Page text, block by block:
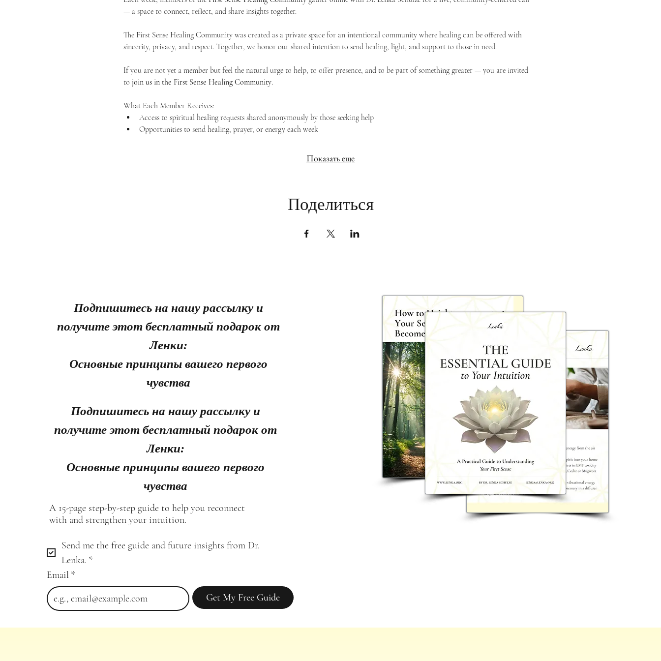
— a space to connect, reflect, and share insights together.
The First Sense Healing Community was created as a private space for an intentional community where healing can be offered with
sincerity, privacy, and respect. Together, we honor our shared intention to send healing, light, and support to those in need.
If you are not yet a member but feel the natural urge to help, to offer presence, and to be part of something greater — you are invited
to join us in the First Sense Healing Community.
What Each Member Receives:
Access to spiritual healing requests shared anonymously by those seeking help
Opportunities to send healing, prayer, or energy each week
Показать еще
Поделиться
Подпишитесь на нашу рассылку и
получите этот бесплатный подарок от
Ленки:
Основные принципы вашего первого
чувства
Подпишитесь на нашу рассылку и
получите этот бесплатный подарок от
Ленки:
Основные принципы вашего первого
чувства
A 15-page step-by-step guide to help you reconnect
with and strengthen your intuition.
Send me the free guide and future insights from Dr.
Lenka. *
Email *
Get My Free Guide